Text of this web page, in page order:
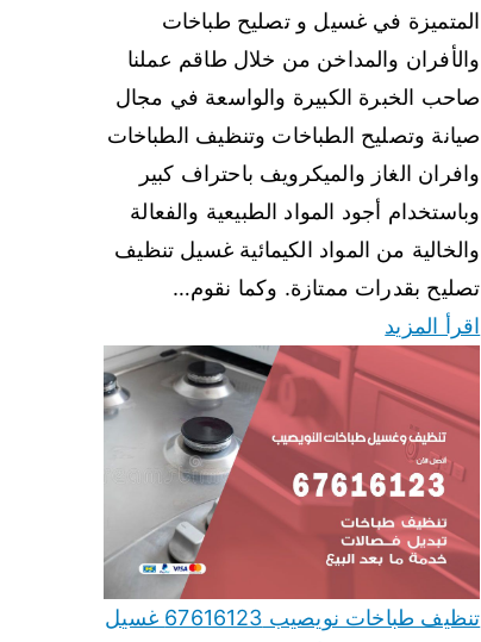
المتميزة في غسيل و تصليح طباخات
والأفران والمداخن من خلال طاقم عملنا
صاحب الخبرة الكبيرة والواسعة في مجال
صيانة وتصليح الطباخات وتنظيف الطباخات
وافران الغاز والميكرويف باحتراف كبير
وباستخدام أجود المواد الطبيعية والفعالة
والخالية من المواد الكيمائية غسيل تنظيف
تصليح بقدرات ممتازة. وكما نقوم…
اقرأ المزيد
تنظيف طباخات نويصيب 67616123 غسيل